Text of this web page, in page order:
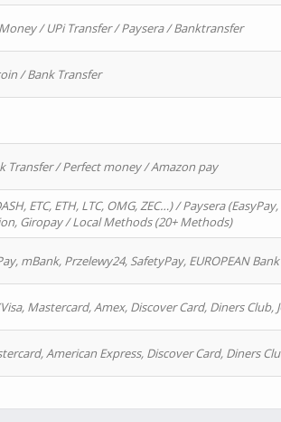
/ UPi Transfer / Paysera / Banktransfer
/ Bank Transfer
Transfer / Perfect money / Amazon pay
ETC, ETH, LTC, OMG, ZEC…) / Paysera
Giropay / Local Methods (20+ Methods)
mBank, Przelewy24, SafetyPay, EUROPEAN
Mastercard, Amex, Discover Card, Diners Club,
American Express, Discover Card, Diners